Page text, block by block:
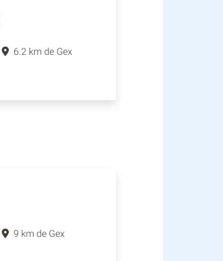
6.2 km de Gex
9 km de Gex